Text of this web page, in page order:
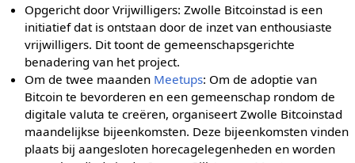
Opgericht door Vrijwilligers: Zwolle Bitcoinstad is een
initiatief dat is ontstaan door de inzet van enthousiaste
vrijwilligers. Dit toont de gemeenschapsgerichte
benadering van het project.
Om de twee maanden Meetups: Om de adoptie van
Bitcoin te bevorderen en een gemeenschap rondom de
digitale valuta te creëren, organiseert Zwolle Bitcoinstad
maandelijkse bijeenkomsten. Deze bijeenkomsten vinden
plaats bij aangesloten horecagelegenheden en worden